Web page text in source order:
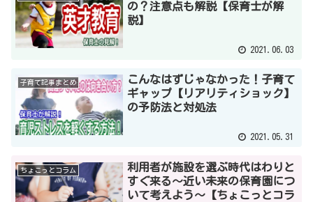
の？注意点も解説【保育士が解
説】
2021.06.03
子育て記事まとめ
こんなはずじゃなかった！子育て
ギャップ【リアリティショック】
の予防法と対処法
2021.05.31
ちょこっとコラム
利用者が施設を選ぶ時代はわりと
すぐ来る～近い未来の保育園につ
いて考えよう～【ちょこっとコラ